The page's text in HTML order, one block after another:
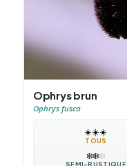
Ophrys brun
Ophrys fusca
☀️☀️☀️
TOUS
❄️❄️❄️
SEMI-RUSTIQUE